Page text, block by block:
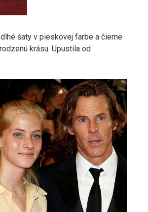
šaty v pieskovej farbe a čierne
krásu. Upustila od